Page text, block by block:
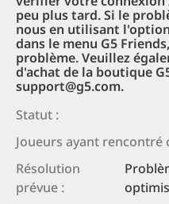
peu plus tard. Si le
nous en utilisant
dans le menu G5
problème. Veuillez
d'achat de la boutique
support@g5.com.
Statut :
Joueurs ayant rencontré
Résolution
prévue :